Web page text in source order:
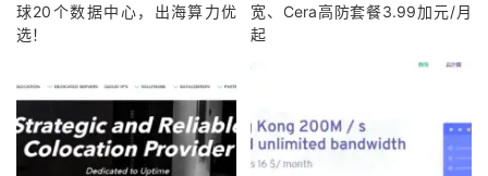
球20个数据中心，出海算力优
选！
宽、Cera高防套餐3.99加元/月
起